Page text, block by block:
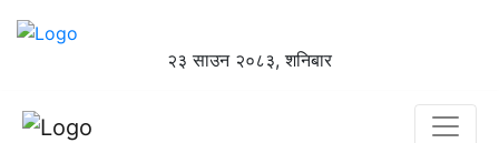
२३ साउन २०८३, शनिबार